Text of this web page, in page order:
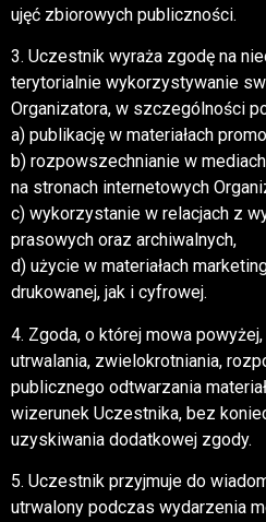
ujęć zbiorowych publiczności.
3. Uczestnik wyraża zgodę na
terytorialnie wykorzystywanie
Organizatora, w szczególności
a) publikację w materiałach
b) rozpowszechnianie w
na stronach internetowych
c) wykorzystanie w relacjach z
prasowych oraz archiwalnych,
d) użycie w materiałach
drukowanej, jak i cyfrowej.
4. Zgoda, o której mowa
utrwalania, zwielokrotniania,
publicznego odtwarzania
wizerunek Uczestnika, bez
uzyskiwania dodatkowej zgody.
5. Uczestnik przyjmuje do
utrwalony podczas wydarzenia